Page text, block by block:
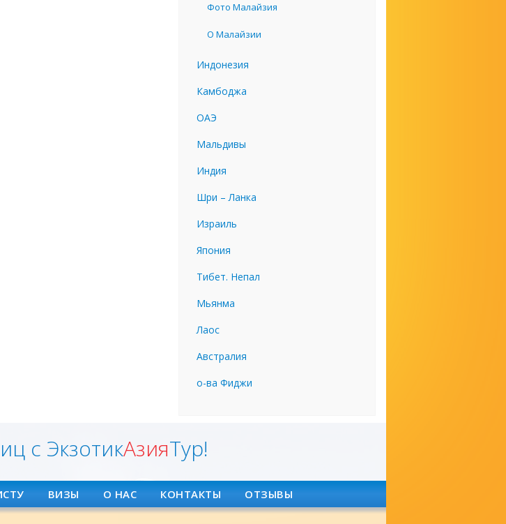
Фото Малайзия
О Малайзии
Индонезия
Камбоджа
ОАЭ
Мальдивы
Индия
Шри – Ланка
Израиль
Япония
Тибет. Непал
Мьянма
Лаос
Австралия
о-ва Фиджи
с ЭкзотикАзияТур!
ВИЗЫ О НАС КОНТАКТЫ ОТЗЫВЫ